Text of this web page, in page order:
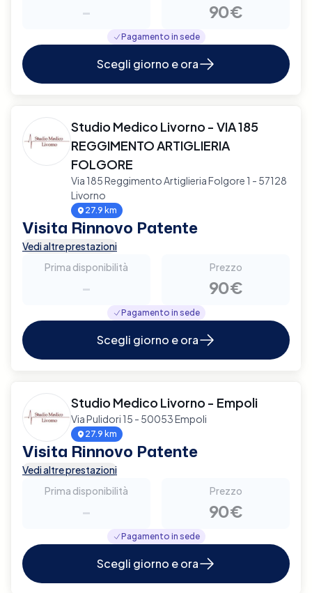
- 90€
Pagamento in sede
Scegli giorno e ora
Studio Medico Livorno - VIA 185
REGGIMENTO ARTIGLIERIA
FOLGORE
Via 185 Reggimento Artiglieria Folgore 1 - 57128
Livorno
27.9 km
Visita Rinnovo Patente
Vedi altre prestazioni
Prima disponibilità
-
Prezzo
90€
Pagamento in sede
Scegli giorno e ora
Studio Medico Livorno - Empoli
Via Pulidori 15 - 50053 Empoli
27.9 km
Visita Rinnovo Patente
Vedi altre prestazioni
Prima disponibilità
-
Prezzo
90€
Pagamento in sede
Scegli giorno e ora